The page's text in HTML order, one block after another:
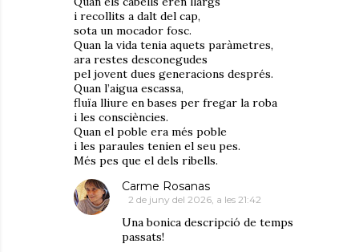
i recollits a dalt del cap,
sota un mocador fosc.
Quan la vida tenia aquets paràmetres,
ara restes desconegudes
pel jovent dues generacions després.
Quan l’aigua escassa,
fluïa lliure en bases per fregar la roba
i les consciències.
Quan el poble era més poble
i les paraules tenien el seu pes.
Més pes que el dels ribells.
Carme Rosanas
2 de juny del 2026, a les 21:42
Una bonica descripció de temps
passats!